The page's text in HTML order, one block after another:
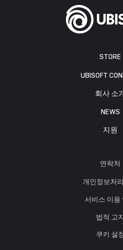
STORE
UBISOFT
회사 소
NEWS
지원
연락처
개인정보처
서비스 이용
법적 고
쿠키 설